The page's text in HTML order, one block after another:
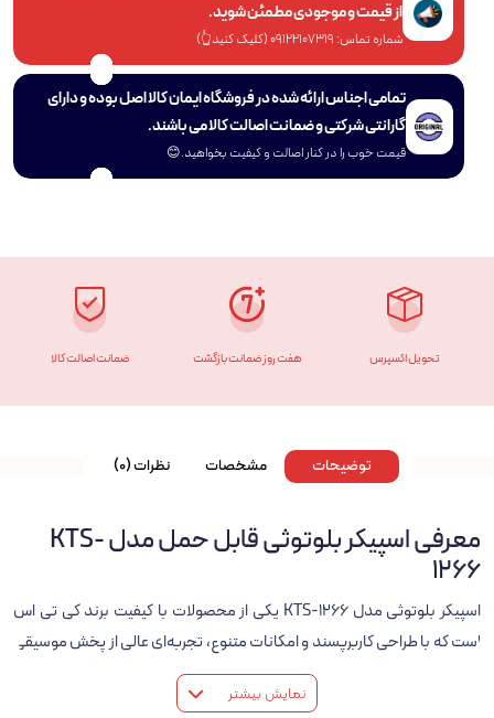
از قیمت و موجودی مطمئن شوید.
شماره تماس: 09122107319 (کلیک کنید👆)
تمامی اجناس ارائه شده در فروشگاه ایمان کالا اصل بوده و دارای
گارانتی شرکتی و ضمانت اصالت کالا می باشند.
قیمت خوب را در کنار اصالت و کیفیت بخواهید.😊
تحویل اکسپرس هفت روز ضمانت بازگشت ضمانت اصالت کالا
توضیحات مشخصات نظرات (0)
معرفی اسپیکر بلوتوثی قابل حمل مدل KTS-
1266
اسپیکر بلوتوثی مدل KTS-1266 یکی از محصولات با کیفیت برند کی تی اس
است که با طراحی کاربرپسند و امکانات متنوع، تجربه‌ای عالی از پخش موسیقی
را به ارمغان می‌آورد. این اسپیکر با ابعاد مناسب و وزن سبک، گزینه‌ای ایده‌آل
برای استفاده در سفرها، مهمانی‌ها و جمع‌های دوستانه می‌باشد.
نمایش بیشتر